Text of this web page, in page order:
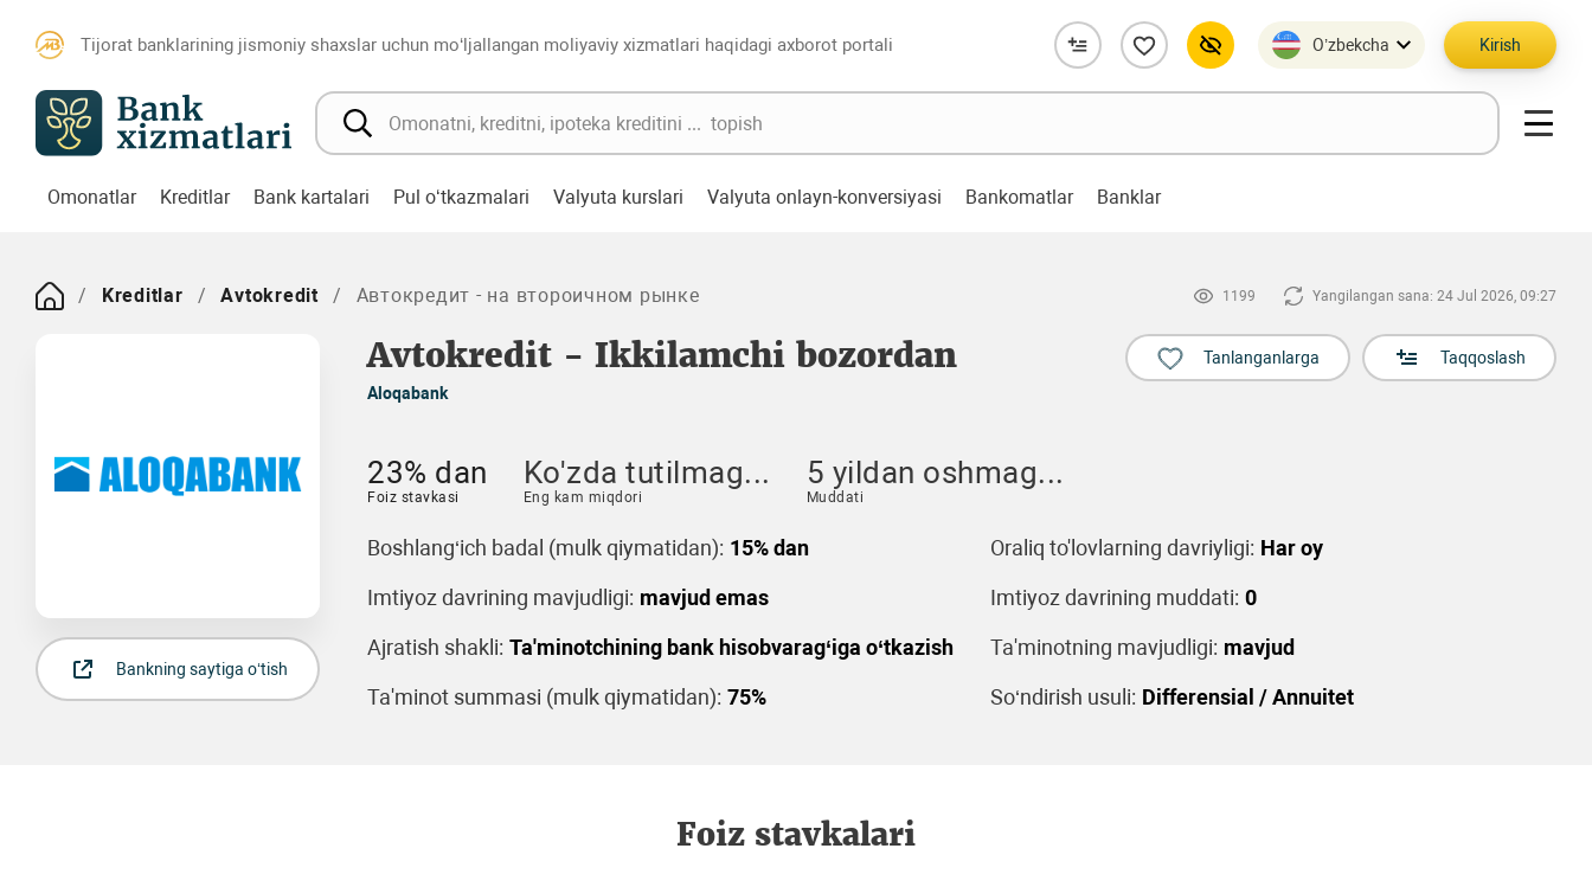
Tijorat banklarining jismoniy shaxslar uchun mo‘ljallangan moliyaviy xizmatlari haqidagi axborot portali O’zbekcha Kirish
Omonatlar Kreditlar Bank kartalari Pul o‘tkazmalari Valyuta kurslari Valyuta onlayn-konversiyasi Bankomatlar Banklar
Kreditlar Avtokredit Автокредит - на второичном рынке 1199 Yangilangan sana: 24 Jul 2026, 09:27
Avtokredit - Ikkilamchi bozordan
Aloqabank
Tanlanganlarga Taqqoslash
Bankning saytiga o‘tish
23% dan
Foiz stavkasi
Ko'zda tutilmag...
Eng kam miqdori
5 yildan oshmag...
Muddati
Boshlang‘ich badal (mulk qiymatidan): 15% dan Oraliq to'lovlarning davriyligi: Har oy
Imtiyoz davrining mavjudligi: mavjud emas Imtiyoz davrining muddati: 0
Ajratish shakli: Ta'minotchining bank hisobvarag‘iga o‘tkazish Ta'minotning mavjudligi: mavjud
Ta'minot summasi (mulk qiymatidan): 75% So‘ndirish usuli: Differensial / Annuitet
Foiz stavkalari